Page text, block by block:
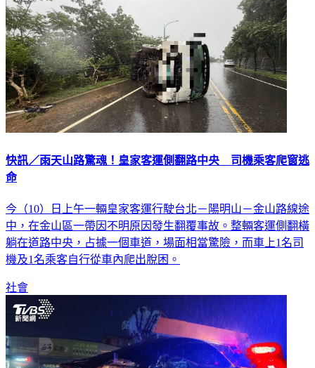
快訊／雨天山路驚魂！皇家客運側翻路中央 司機乘客爬窗逃
命
今（10）日上午一輛皇家客運行駛台北－陽明山－金山路線途
中，在金山區一帶因不明原因發生翻覆事故。整輛客運側翻橫
躺在道路中央，占據一個車道，場面相當驚險，而車上1名司
機及1名乘客自行從車內爬出脫困。
社會